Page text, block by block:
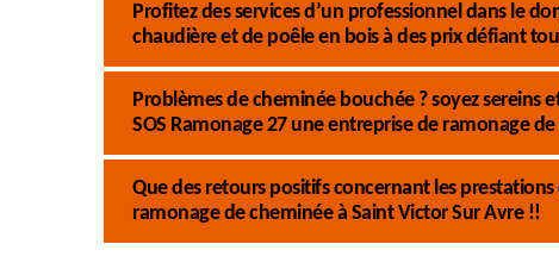
Profitez des services d’un professionnel dans le
chaudière et de poêle en bois à des prix défiant
Problèmes de cheminée bouchée ? soyez sereins
SOS Ramonage 27 une entreprise de ramonage
Que des retours positifs concernant les
ramonage de cheminée à Saint Victor Sur Avre !!